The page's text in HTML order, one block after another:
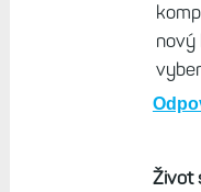
nový
Život